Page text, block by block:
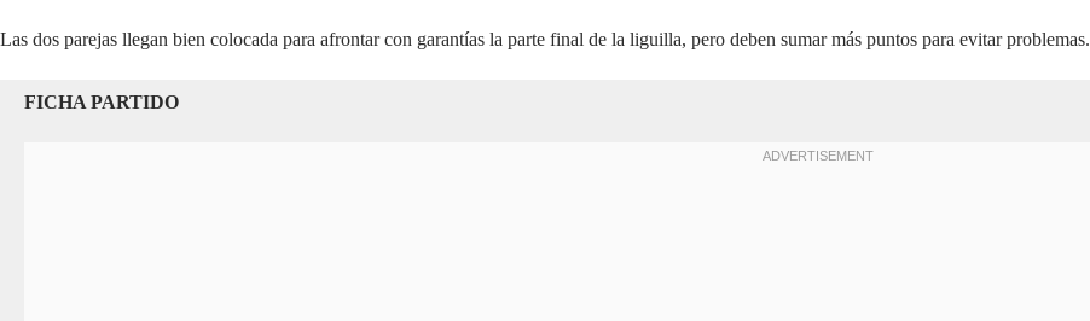
Las dos parejas llegan bien colocada para afrontar con garantías la parte final de la liguilla, pero deben sumar más puntos para evitar problemas.
FICHA PARTIDO